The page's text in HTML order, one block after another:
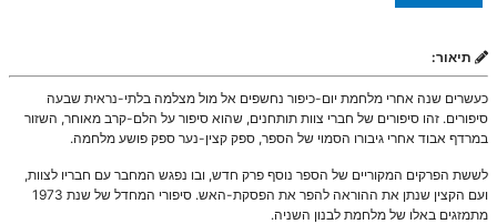
תיאור:
כעשרים שנה אחרי מלחמת יום-כיפור נחשפים אל מול מצלמה בלתי-נראית שבעה
סיפורים. זהו סיפורים של חברי צוות תותחנים, שהוא סיפור על הלם-קרב מאוחר, השזור
במרדף אבוד אחרי גיבורו הסמוי של הספר, ספק קצין-נער ספק פושע מלחמה.
לששת הפרקים המקוריים של הספר נוסף פרק חדש, ובו נפגש המחבר עם חבריו לצוות,
ועם הקצין שנתן את ההוראה להפר את הפסקת-האש. סיפורי המחדל של שנת 1973
מתמזגים באלו של מלחמת לבנון השניה.